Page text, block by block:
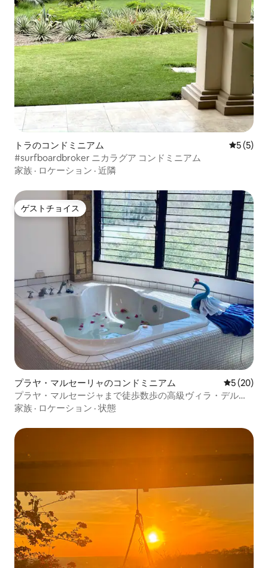
トラのコンドミニアム レビュー
5 (5)
#surfboardbroker ニカラグア コンドミニアム
家族 · ロケーション · 近隣
ゲストチョイス
ゲストチョイス
プラヤ・マルセーリャのコンドミニアム レビュー
5 (20)
プラヤ・マルセージャまで徒歩数歩の高級ヴィラ・デル・
マール
家族 · ロケーション · 状態